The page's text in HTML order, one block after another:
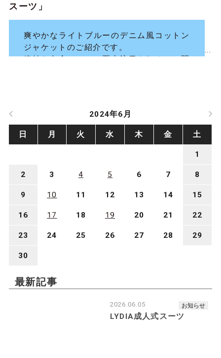
スーツ」
爽やかなライトブルーのデニム風コットン
ジャケットのご紹介です。
絶妙な色合いでこの夏大注目されること間
■コットンジャケットとは
2024年6月
日 月 火 水 木 金 土
1
2 3 4 5 6 7 8
9 10 11 12 13 14 15
16 17 18 19 20 21 22
23 24 25 26 27 28 29
30
最新記事
2026.06.05 お知らせ
LYDIA成人式スーツ